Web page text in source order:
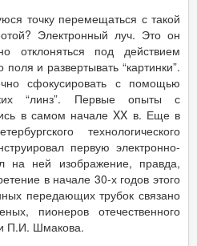
точку перемещаться с такой
Электронный луч. Это он
отклоняться под действием
и развертывать “картинки”.
сфокусировать с помощью
“линз”. Первые опыты с
в самом начале XX в. Еще в
технологического
первую электронно-
на ней изображение, правда,
в начале 30-х годов этого
передающих трубок связано
пионеров отечественного
П.И. Шмакова.